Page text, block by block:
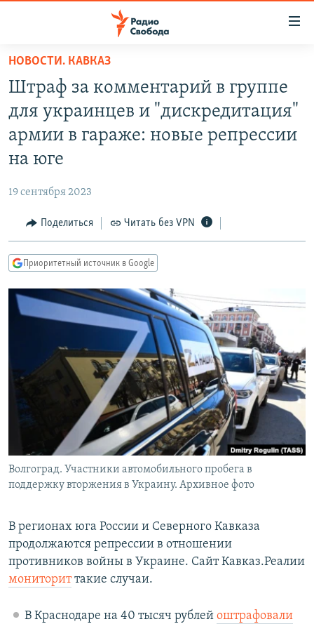
упрощенного
доступа
основному
содержанию
навигации
Вернутся
ПРОГРАММЫ
ПОДКАСТЫ
АВТОРСКИЕ ПРОЕКТЫ
КУЛЬТУРА
IDEL.РЕАЛИИ
КАВКАЗ.РЕАЛИИ
СИБИРЬ.РЕАЛИИ
РАСПИСАНИЕ ВЕЩАНИЯ
ПОДПИШИТЕСЬ НА РАССЫЛКУ
СОЦИАЛЬНЫЕ СЕТИ
Все сайты РСЕ/РС
НОВОСТИ. КАВКАЗ
Штраф за комментарий в группе
для украинцев и "дискредитация"
армии в гараже: новые репрессии
на юге
19 сентября 2023
Поделиться Читать без VPN
Приоритетный источник в Google
Волгоград. Участники автомобильного пробега в
поддержку вторжения в Украину. Архивное фото
В регионах юга России и Северного Кавказа
продолжаются репрессии в отношении
противников войны в Украине. Сайт Кавказ.Реалии
мониториттакие случаи.
В Краснодаре на 40 тысяч рублей оштрафовали